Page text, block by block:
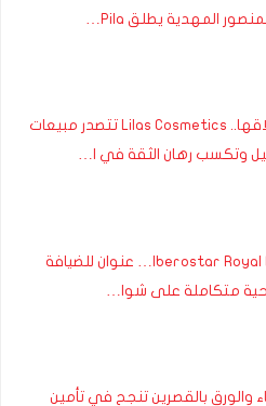
بعد عامين من إطلاقها.. Lilas Cosmetics تتصدر مبيعات
وتكسب رهان الثقة في ا…
فندق Iberostar Royal El Mansour… عنوان للضيافة
متكاملة على شوا…
والورق بالقصرين تنجح في تأمين